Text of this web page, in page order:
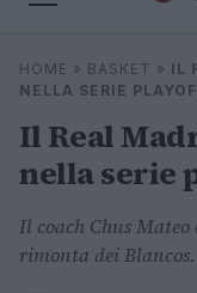
Cerca
HOME » BASKET » IL
NELLA SERIE
Il Real
nella serie
Il coach Chus
rimonta dei Blancos.